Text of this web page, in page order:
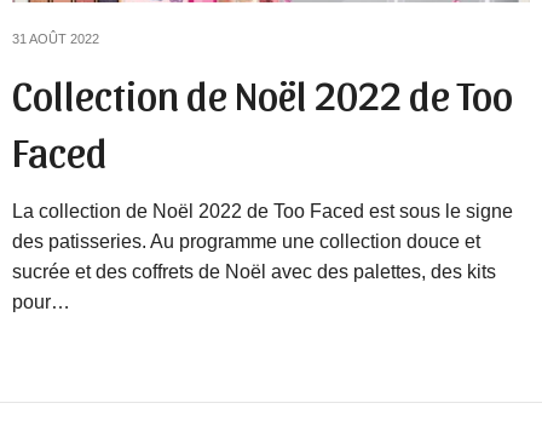
31 AOÛT 2022
Collection de Noël 2022 de Too
Faced
La collection de Noël 2022 de Too Faced est sous le signe
des patisseries. Au programme une collection douce et
sucrée et des coffrets de Noël avec des palettes, des kits
pour…